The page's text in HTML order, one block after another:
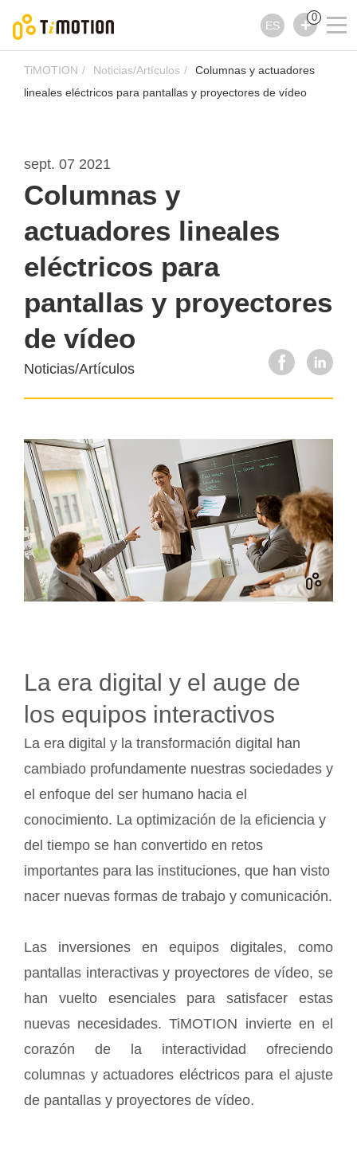
ES
0
TiMOTION Noticias/Artículos
Columnas y actuadores
lineales eléctricos para pantallas y proyectores de vídeo
sept. 07 2021
Columnas y
actuadores lineales
eléctricos para
pantallas y proyectores
de vídeo
Noticias/Artículos
La era digital y el auge de
los equipos interactivos
La era digital y la transformación digital han
cambiado profundamente nuestras sociedades y
el enfoque del ser humano hacia el
conocimiento. La optimización de la eficiencia y
del tiempo se han convertido en retos
importantes para las instituciones, que han visto
nacer nuevas formas de trabajo y comunicación.
Las inversiones en equipos digitales, como
pantallas interactivas y proyectores de vídeo, se
han vuelto esenciales para satisfacer estas
nuevas necesidades. TiMOTION invierte en el
corazón de la interactividad ofreciendo
columnas y actuadores eléctricos para el ajuste
de pantallas y proyectores de vídeo.